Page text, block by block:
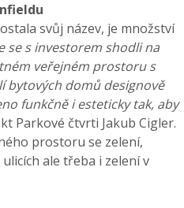
svůj název, je množství
se s investorem shodli na
veřejném prostoru s
bytových domů designově
funkčně i esteticky tak, aby
Parkové čtvrti Jakub Cigler.
prostoru se zelení,
ale třeba i zelení v